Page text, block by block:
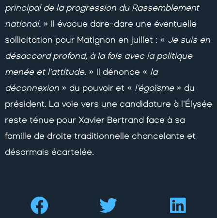
principal de la progression du Rassemblement
national. » Il évacue dare-dare une éventuelle
sollicitation pour Matignon en juillet : « Je suis en
désaccord profond, à la fois avec la politique
menée et l’attitude. » Il dénonce « la
déconnexion » du pouvoir et « l’égoïsme» du
président. La voie vers une candidature à l’Élysée
reste ténue pour Xavier Bertrand face à sa
famille de droite traditionnelle chancelante et
désormais écartelée.